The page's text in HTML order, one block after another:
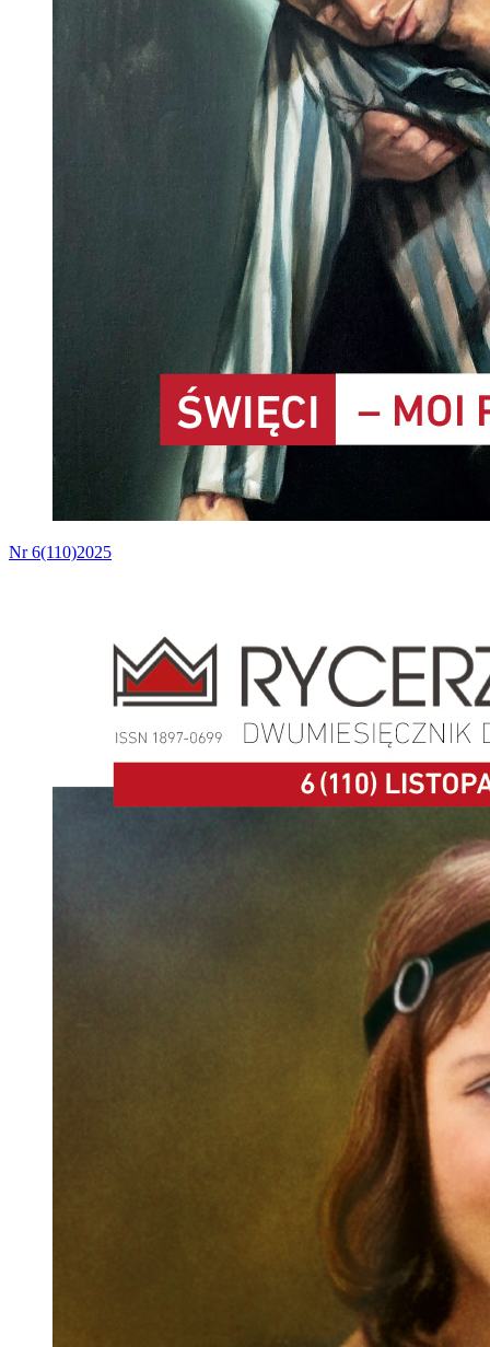
Nr 6(110)2025